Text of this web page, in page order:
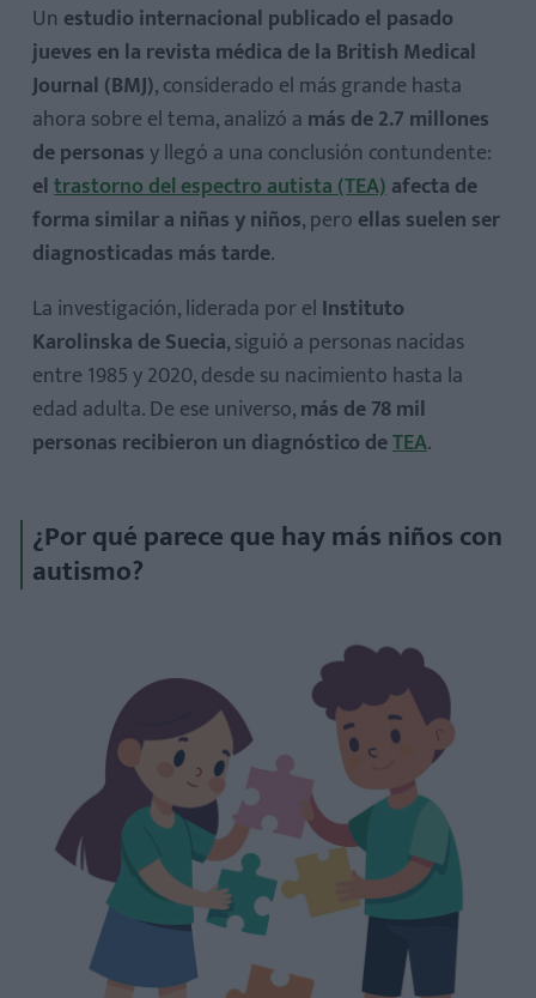
El diagnóstico llega antes en ellos
¿Qué es el enmascaramiento en el autismo?
Un estudio internacional publicado el pasado
jueves en la revista médica de la British Medical
Journal (BMJ), considerado el más grande hasta
ahora sobre el tema, analizó a más de 2.7 millones
de personasy llegó a una conclusión contundente:
eltrastorno del espectro autista (TEA)afecta de
forma similar a niñas y niños, pero ellas suelen ser
diagnosticadas más tarde.
La investigación, liderada por el Instituto
Karolinska de Suecia, siguió a personas nacidas
entre 1985 y 2020, desde su nacimiento hasta la
edad adulta. De ese universo,más de 78 mil
personas recibieron un diagnóstico deTEA.
¿Por qué parece que hay más niños con
autismo?